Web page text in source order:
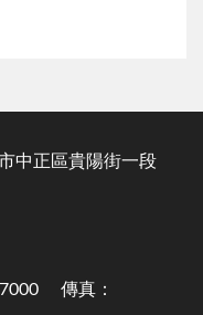
中正區貴陽街一段
7000 傳真：